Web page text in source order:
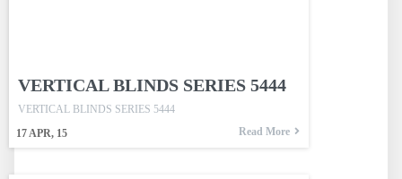
VERTICAL BLINDS SERIES 5444
17APR, 15
VERTICAL BLINDS SERIES 5444
Read More